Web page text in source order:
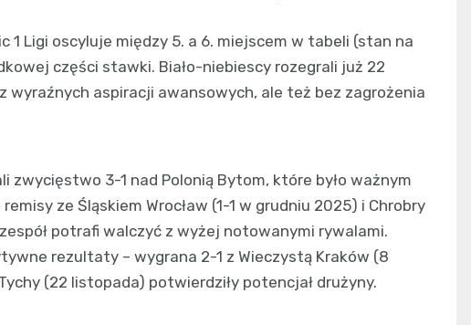
1 Ligi oscyluje między 5. a 6. miejscem w tabeli (stan na
części stawki. Biało-niebiescy rozegrali już 22
wyraźnych aspiracji awansowych, ale też bez zagrożenia
zwycięstwo 3-1 nad Polonią Bytom, które było ważnym
ze Śląskiem Wrocław (1-1 w grudniu 2025) i Chrobry
potrafi walczyć z wyżej notowanymi rywalami.
rezultaty – wygrana 2-1 z Wieczystą Kraków (8
(22 listopada) potwierdziły potencjał drużyny.